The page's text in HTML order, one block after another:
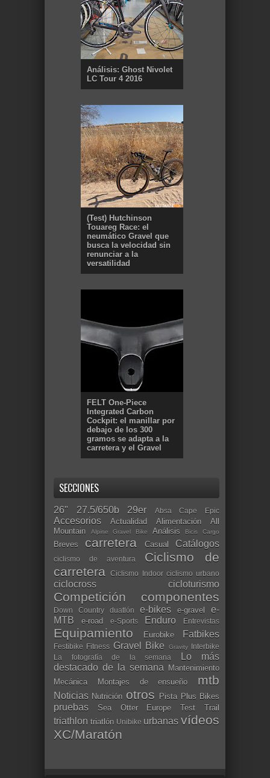
Análisis: Ghost Nivolet
LC Tour 4 2016
(Test) Hutchinson
Touareg Race: el
neumático Gravel que
busca la velocidad sin
renunciar a la
versatilidad
FELT One-Piece
Integrated Carbon
Cockpit: el manillar por
debajo de los 300
gramos se adapta a la
carretera y el Gravel
SECCIONES
26" 27.5/650b 29er Absa Cape Epic
Accesorios Actualidad Alimentación
All
Mountain
Alpine Gravel Bike Análisis Bicis Cargo
Breves carretera Casual Catálogos
ciclismo de aventura
Ciclismo de
carretera
Ciclismo Indoor ciclismo urbano
ciclocross cicloturismo
Competición componentes
Down Country duatlón e-bikes e-gravel
e-
MTB
e-road e-Sports Enduro Entrevistas
Equipamiento Eurobike Fatbikes
Festibike Fitness Gravel Bike Gravity
Interbike
La fotografía de la semana
Lo más
destacado de la semana
Mantenimiento
Mecánica
Montajes de ensueño mtb
Noticias Nutrición otros Pista Plus Bikes
pruebas Sea Otter Europe Test Trail
triathlon triatlón Unibike urbanas vídeos
XC/Maratón